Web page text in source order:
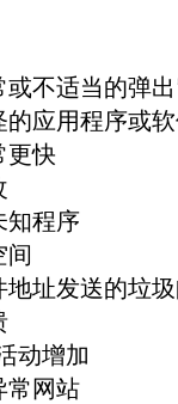
不适当的弹
应用程序或
更快
知程序
间
地址发送的垃
动增加
常网站